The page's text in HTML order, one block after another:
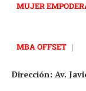
MUJER
MBA OFFSET |
Dirección: Av.